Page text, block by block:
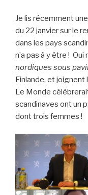
Je lis récemment
du 22 janvier sur le
dans les pays
n’a pas à y être ! Oui
nordiques sous
Finlande, et joignent
Le Monde
scandinaves ont un
dont trois femmes !